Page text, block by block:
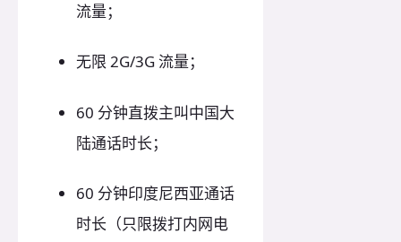
流量；
无限 2G/3G 流量；
60 分钟直拨主叫中国大
陆通话时长；
60 分钟印度尼西亚通话
时长（只限拨打内网电